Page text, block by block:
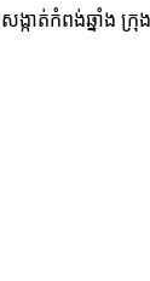
កាត់កំពង់ឆ្នាំង ក្រុ